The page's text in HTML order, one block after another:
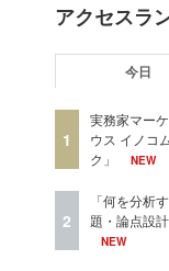
アクセスラ
今日
1
実務家マー
ウス イノコ
ク」
NEW
2
「何を分析
題・論点設
NEW